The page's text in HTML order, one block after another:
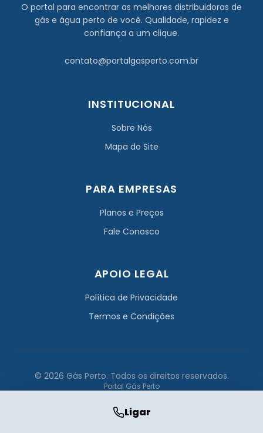
Ligar
O portal para encontrar as melhores distribuidoras de
gás e água perto de você. Qualidade, rapidez e
confiança a um clique.
contato@portalgasperto.com.br
INSTITUCIONAL
Sobre Nós
Mapa do Site
PARA EMPRESAS
Planos e Preços
Fale Conosco
APOIO LEGAL
Política de Privacidade
Termos e Condições
© 2026 Gás Perto. Todos os direitos reservados.
Portal Gás Perto